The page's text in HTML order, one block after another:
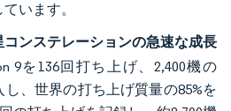
います。
ンステレーションの急速な成長
9を136回打ち上げ、2,400機の
し、世界の打ち上げ質量の85%を